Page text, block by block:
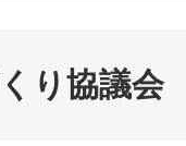
り協議会